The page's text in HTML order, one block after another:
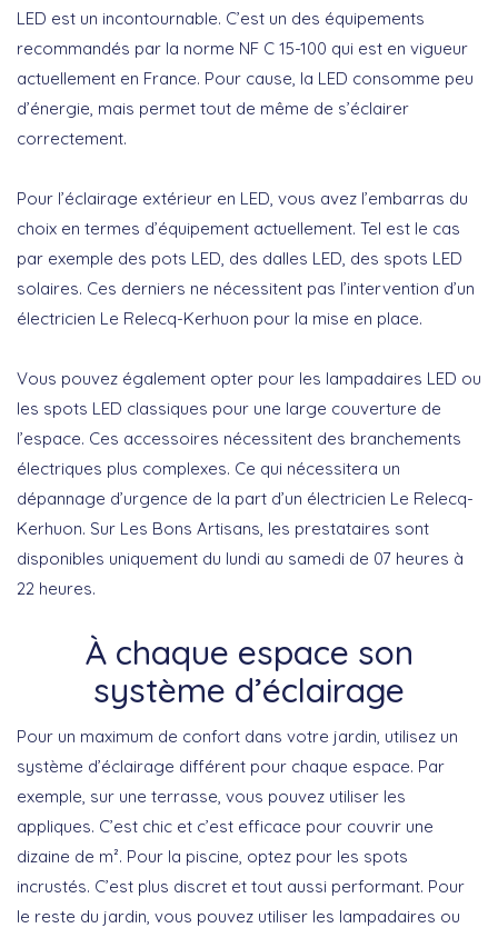
LED est un incontournable. C’est un des équipements
recommandés par la norme NF C 15-100 qui est en vigueur
actuellement en France. Pour cause, la LED consomme peu
d’énergie, mais permet tout de même de s’éclairer
correctement.
Pour l’éclairage extérieur en LED, vous avez l’embarras du
choix en termes d’équipement actuellement. Tel est le cas
par exemple des pots LED, des dalles LED, des spots LED
solaires. Ces derniers ne nécessitent pas l’intervention d’un
électricien Le Relecq-Kerhuon pour la mise en place.
Vous pouvez également opter pour les lampadaires LED ou
les spots LED classiques pour une large couverture de
l’espace. Ces accessoires nécessitent des branchements
électriques plus complexes. Ce qui nécessitera un
dépannage d’urgence de la part d’un électricien Le Relecq-
Kerhuon. Sur Les Bons Artisans, les prestataires sont
disponibles uniquement du lundi au samedi de 07 heures à
22 heures.
À chaque espace son
système d’éclairage
Pour un maximum de confort dans votre jardin, utilisez un
système d’éclairage différent pour chaque espace. Par
exemple, sur une terrasse, vous pouvez utiliser les
appliques. C’est chic et c’est efficace pour couvrir une
dizaine de m². Pour la piscine, optez pour les spots
incrustés. C’est plus discret et tout aussi performant. Pour
le reste du jardin, vous pouvez utiliser les lampadaires ou